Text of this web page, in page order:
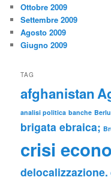
Ottobre 2009
Settembre 2009
Agosto 2009
Giugno 2009
TAG
afghanistan
analisi politica banche
brigata ebraica;
crisi
delocalizzazione.